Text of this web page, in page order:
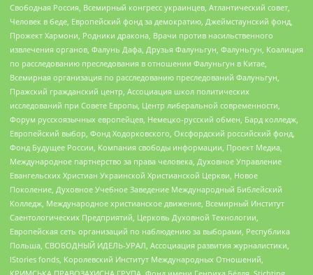
Свободная Россия, Всемирный конгресс украинцев, Атлантический совет,
Человек в беде, Европейский фонд за демократию, Джеймстаунский фонд,
Прожект Хармони, Родники дракона, Врачи против насильственного
извлечения органов, Фалунь Дафа, Друзья Фалуньгун, Фалуньгун, Коалиция
по расследованию преследования в отношении Фалуньгун в Китае,
Всемирная организация по расследованию преследований Фалуньгун,
Пражский гражданский центр, Ассоциация школ политических
исследований при Совете Европы, Центр либеральной современности,
Форум русскоязычных европейцев, Немецко-русский обмен, Бард колледж,
Европейский выбор, Фонд Ходорковского, Оксфордский российский фонд,
Фонд Будущее России, Компания свободы информации, Проект Медиа,
Международное партнерство за права человека, Духовное Управление
Евангельских Христиан Украинской Христианской Церкви, Новое
Поколение, Духовное Учебное Заведение Международный Библейский
Колледж, Международное христианское движение, Всемирный Институт
Саентологических Предприятий, Церковь Духовной Технологии,
Европейская сеть организаций по наблюдению за выборами, Республика
Польша, СВОБОДНЫЙ ИДЕЛЬ-УРАЛ, Ассоциация развития журналистики,
IStories fonds, Королевский Институт Международных Отношений,